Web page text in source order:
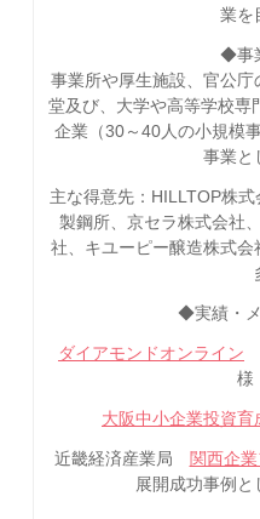
業を
◆事
事業所や厚生施設、官公
堂及び、大学や高等学校専
企業（30～40人の小規模
事業と
主な得意先：HILLTOP株
製鋼所、京セラ株式会社
社、キユーピー醸造株式
◆実績・
ダイアモンドオンライン
大阪中小企業投資育
近畿経済産業局 関西企
展開成功事例と